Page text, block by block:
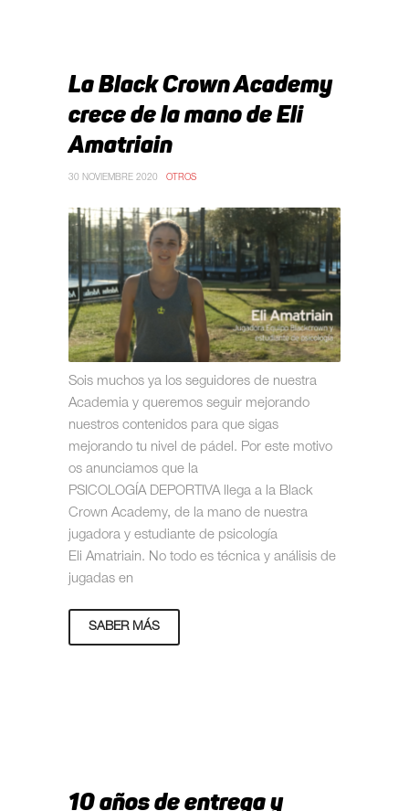
La Black Crown Academy
crece de la mano de Eli
Amatriain
30 NOVIEMBRE 2020 OTROS
Sois muchos ya los seguidores de nuestra
Academia y queremos seguir mejorando
nuestros contenidos para que sigas
mejorando tu nivel de pádel. Por este motivo
os anunciamos que la
PSICOLOGÍA DEPORTIVA llega a la Black
Crown Academy, de la mano de nuestra
jugadora y estudiante de psicología
Eli Amatriain. No todo es técnica y análisis de
jugadas en
SABER MÁS
10 años de entrega y